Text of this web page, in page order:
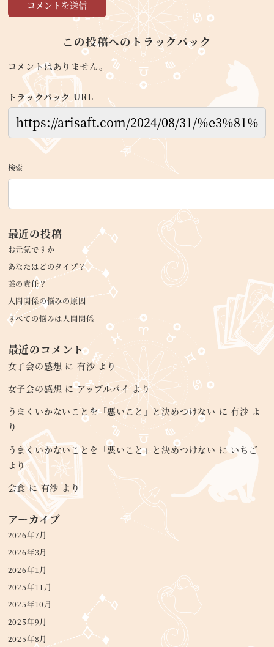
この投稿へのトラックバック
コメントはありません。
トラックバック URL
検索
最近の投稿
お元気ですか
あなたはどのタイプ？
誰の責任？
人間関係の悩みの原因
すべての悩みは人間関係
最近のコメント
女子会の感想 に 有沙より
女子会の感想 にアップルパイより
うまくいかないことを「悪いこと」と決めつけない に有沙 よ
り
うまくいかないことを「悪いこと」と決めつけない に いちご
より
会食に有沙 より
アーカイブ
2026年7月
2026年3月
2026年1月
2025年11月
2025年10月
2025年9月
2025年8月